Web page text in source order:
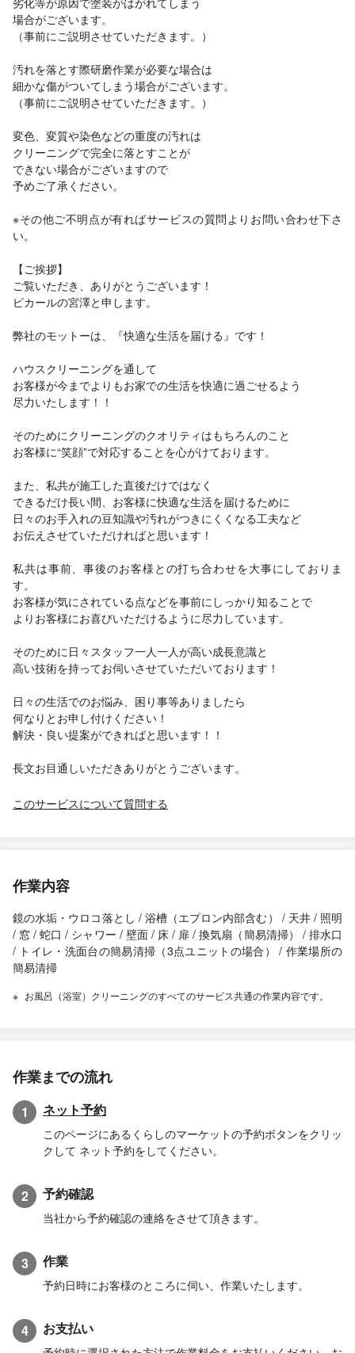
場合がございます。
（事前にご説明させていただきます。）
汚れを落とす際研磨作業が必要な場合は
細かな傷がついてしまう場合がございます。
（事前にご説明させていただきます。）
変色、変質や染色などの重度の汚れは
クリーニングで完全に落とすことが
できない場合がございますので
予めご了承ください。
※その他ご不明点が有ればサービスの質問よりお問い合わせ下さ
い。
【ご挨拶】
ご覧いただき、ありがとうございます！
ピカールの宮澤と申します。
弊社のモットーは、『快適な生活を届ける』です！
ハウスクリーニングを通して
お客様が今までよりもお家での生活を快適に過ごせるよう
尽力いたします！！
そのためにクリーニングのクオリティはもちろんのこと
お客様に“笑顔”で対応することを心がけております。
また、私共が施工した直後だけではなく
できるだけ長い間、お客様に快適な生活を届けるために
日々のお手入れの豆知識や汚れがつきにくくなる工夫など
お伝えさせていただければと思います！
私共は事前、事後のお客様との打ち合わせを大事にしておりま
す。
お客様が気にされている点などを事前にしっかり知ることで
よりお客様にお喜びいただけるように尽力しています。
そのために日々スタッフ一人一人が高い成長意識と
高い技術を持ってお伺いさせていただいております！
日々の生活でのお悩み、困り事等ありましたら
何なりとお申し付けください！
解決・良い提案ができればと思います！！
長文お目通しいただきありがとうございます。
このサービスについて質問する
作業内容
鏡の水垢・ウロコ落とし / 浴槽（エプロン内部含む） / 天井 / 照明
/ 窓 / 蛇口 / シャワー / 壁面 / 床 / 扉 / 換気扇（簡易清掃） / 排水口
/ トイレ・洗面台の簡易清掃（3点ユニットの場合） / 作業場所の
簡易清掃
お風呂（浴室）クリーニングのすべてのサービス共通の作業内容です。
作業までの流れ
1 ネット予約
このページにあるくらしのマーケットの予約ボタンをクリッ
クして ネット予約をしてください。
2 予約確認
当社から予約確認の連絡をさせて頂きます。
3 作業
予約日時にお客様のところに伺い、作業いたします。
4 お支払い